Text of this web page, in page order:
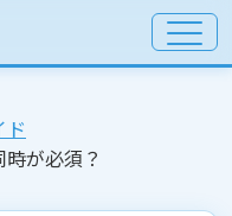
が必須？